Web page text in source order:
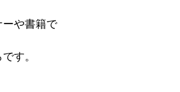
ーや書籍で
す。